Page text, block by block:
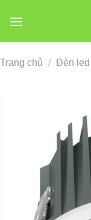
đến
Trang chủ / Đèn led